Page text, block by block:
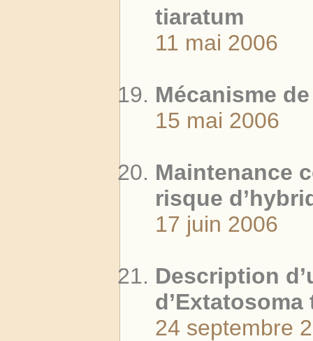
tiaratum
11 mai 2006
Mécanisme
15 mai 2006
Maintenance
risque
17 juin 2006
Description
24 septembre